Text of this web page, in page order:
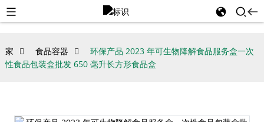
家 食品容器
环保产品 2023 年可生物降解食品服务盒一次
性食品包装盒批发 650 毫升长方形食品盒